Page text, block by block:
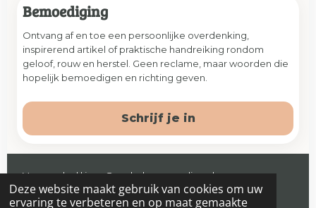
Deze website maakt gebruik van cookies om uw
ervaring te verbeteren en op maat gemaakte
Bemoediging
Ontvang af en toe een persoonlijke overdenking,
inspirerend artikel of praktische handreiking rondom
geloof, rouw en herstel. Geen reclame, maar woorden die
hopelijk bemoedigen en richting geven.
Schrijf je in
Veenendaal | jaap@prelude-counseling.nl
© 2026 Prelude. Alle rechten voorbehouden.